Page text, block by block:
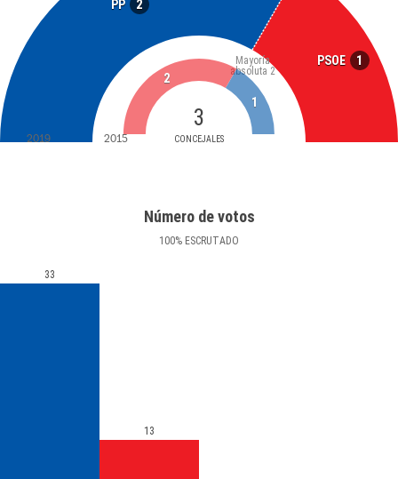
PP 2
PSOE 1
3
CONCEJALES
Mayoría
absoluta 2
2
1
2019 2015
Número de votos
100% ESCRUTADO
33
13